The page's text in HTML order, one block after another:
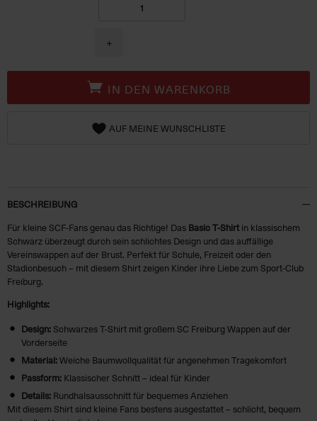
+
IN DEN WARENKORB
AUF MEINE WUNSCHLISTE
BESCHREIBUNG
Für kleine SCF-Fans genau das Richtige! Das Basic T-Shirt in klassischem
Schwarz überzeugt durch sein schlichtes Design und das auffällige
Vereinswappen auf der Brust. Perfekt für Schule, Freizeit oder den
Stadionbesuch – mit diesem Shirt zeigen Kinder ihre Liebe zum Sport-Club
Freiburg.
Highlights:
Design:Schwarzes T-Shirt mit großem SC Freiburg Wappen auf der
Vorderseite
Material:Weiche Baumwollqualität für angenehmen Tragekomfort
Passform: Klassischer Schnitt – ideal für Kinder
Details: Rundhalsausschnitt für bequemes Anziehen
Mit diesem Shirt sind kleine Fans bestens ausgestattet – schlicht, bequem